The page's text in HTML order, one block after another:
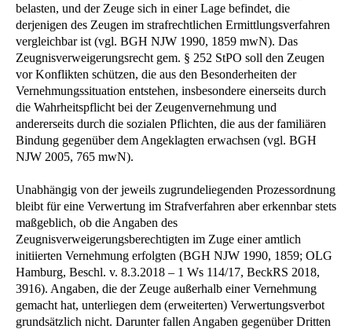
belasten, und der Zeuge sich in einer Lage befindet, die
derjenigen des Zeugen im strafrechtlichen Ermittlungsverfahren
vergleichbar ist (vgl. BGH NJW 1990, 1859 mwN). Das
Zeugnisverweigerungsrecht gem. § 252 StPO soll den Zeugen
vor Konflikten schützen, die aus den Besonderheiten der
Vernehmungssituation entstehen, insbesondere einerseits durch
die Wahrheitspflicht bei der Zeugenvernehmung und
andererseits durch die sozialen Pflichten, die aus der familiären
Bindung gegenüber dem Angeklagten erwachsen (vgl. BGH
NJW 2005, 765 mwN).
Unabhängig von der jeweils zugrundeliegenden Prozessordnung
bleibt für eine Verwertung im Strafverfahren aber erkennbar stets
maßgeblich, ob die Angaben des
Zeugnisverweigerungsberechtigten im Zuge einer amtlich
initiierten Vernehmung erfolgten (BGH NJW 1990, 1859; OLG
Hamburg, Beschl. v. 8.3.2018 – 1 Ws 114/17, BeckRS 2018,
3916). Angaben, die der Zeuge außerhalb einer Vernehmung
gemacht hat, unterliegen dem (erweiterten) Verwertungsverbot
grundsätzlich nicht. Darunter fallen Angaben gegenüber Dritten